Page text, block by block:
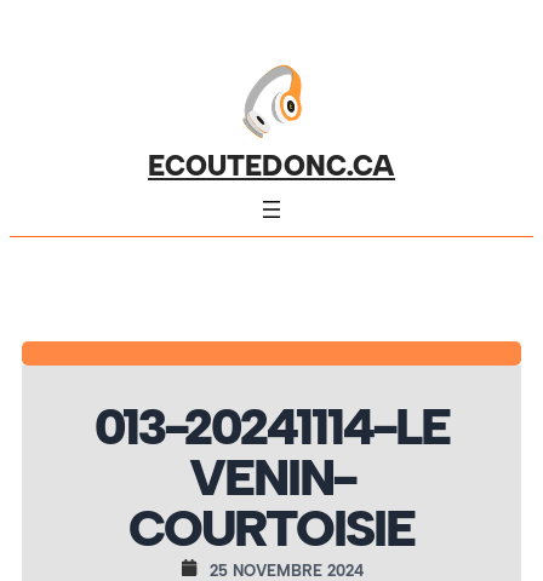
ECOUTEDONC.CA
013-20241114-LE
VENIN-
COURTOISIE
25 NOVEMBRE 2024